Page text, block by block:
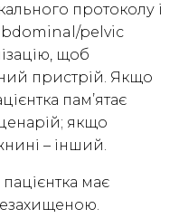
протоколу і
pelvic
щоб
пристрій. Якщо
пам’ятає
якщо
– інший.
має